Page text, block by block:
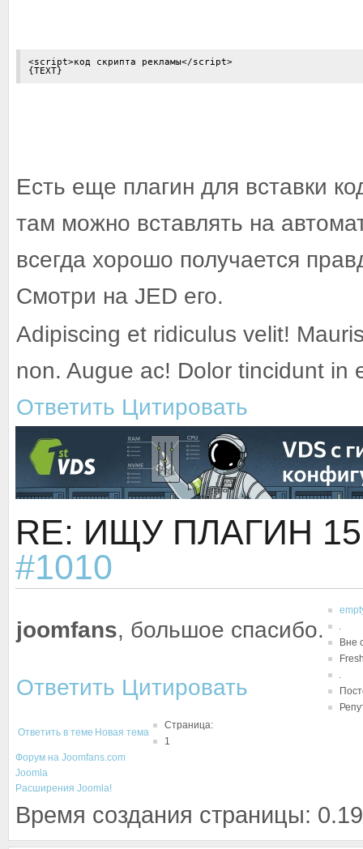
<script>код скрипта рекламы</script>
{TEXT}
Есть еще плагин для вставки
там можно вставлять на
всегда хорошо получается
Смотри на JED его.
Adipiscing et ridiculus velit!
non. Augue ac! Dolor tincidunt in
Ответить Цитировать
RE: ИЩУ ПЛАГИН
#1010
joomfans, большое спасибо.
Вне
Ответить Цитировать
Ответить в теме Новая тема
Страница:
1
Форум на Joomfans.com
Joomla
Расширения Joomla!
Время создания страницы: